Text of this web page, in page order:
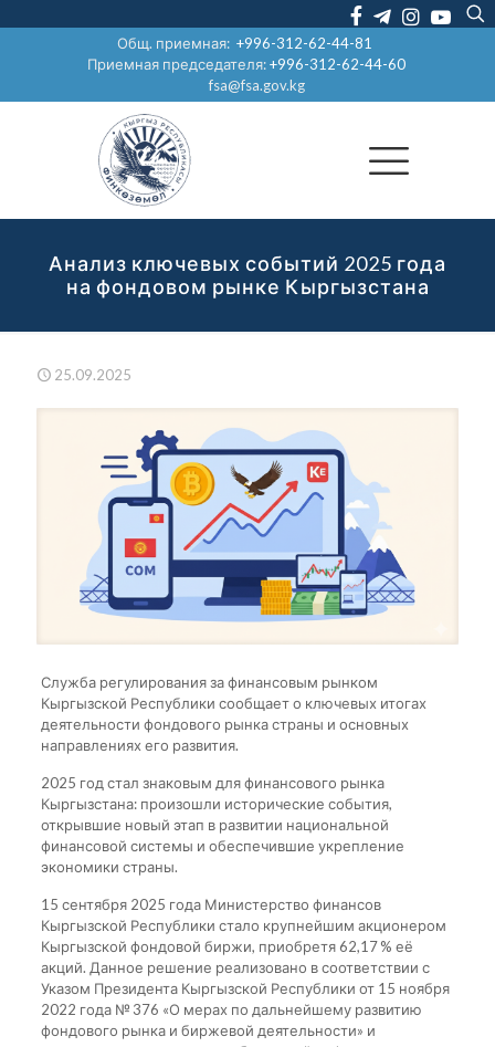
Общ. приемная:+996-312-62-44-81
Приемная председателя:+996-312-62-44-60
fsa@fsa.gov.kg
Анализ ключевых событий 2025 года
на фондовом рынке Кыргызстана
25.09.2025
Служба регулирования за финансовым рынком
Кыргызской Республики сообщает о ключевых итогах
деятельности фондового рынка страны и основных
направлениях его развития.
2025 год стал знаковым для финансового рынка
Кыргызстана: произошли исторические события,
открывшие новый этап в развитии национальной
финансовой системы и обеспечившие укрепление
экономики страны.
15 сентября 2025 года Министерство финансов
Кыргызской Республики стало крупнейшим акционером
Кыргызской фондовой биржи, приобретя 62,17 % её
акций. Данное решение реализовано в соответствии с
Указом Президента Кыргызской Республики от 15 ноября
2022 года № 376 «О мерах по дальнейшему развитию
фондового рынка и биржевой деятельности» и